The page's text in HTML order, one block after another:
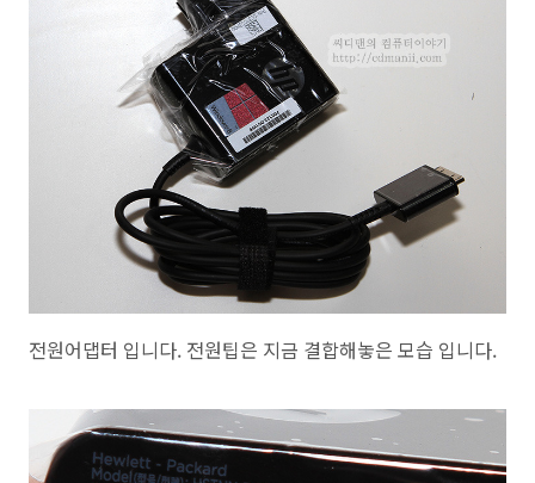
전원어댑터 입니다. 전원팁은 지금 결합해놓은 모습 입니다.